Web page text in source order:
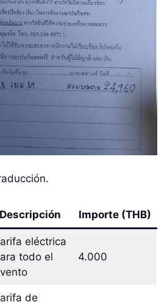
Descripción Importe (THB)
eléctrica
todo el
4.000
de